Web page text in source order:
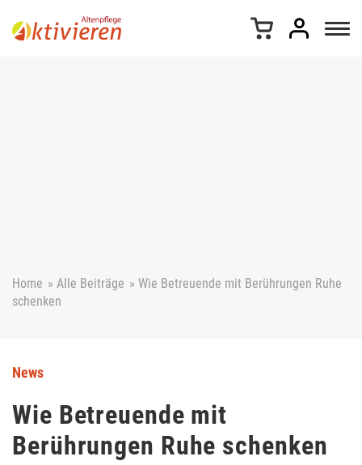
Home » Alle Beiträge » Wie Betreuende mit Berührungen Ruhe
schenken
News
Wie Betreuende mit
Berührungen Ruhe schenken